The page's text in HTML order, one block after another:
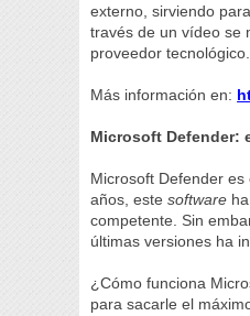
externo, sirviendo
través de un vídeo se
proveedor tecnológico.
Más información en:
Microsoft Defender:
Microsoft Defender
años, estesoftware
competente. Sin
últimas versiones ha
¿Cómo funciona
para sacarle el